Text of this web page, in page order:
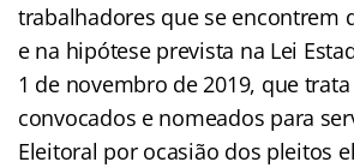
trabalhadores que se encontrem
e na hipótese prevista na Lei
1 de novembro de 2019, que
convocados e nomeados para
Eleitoral por ocasião dos pleitos